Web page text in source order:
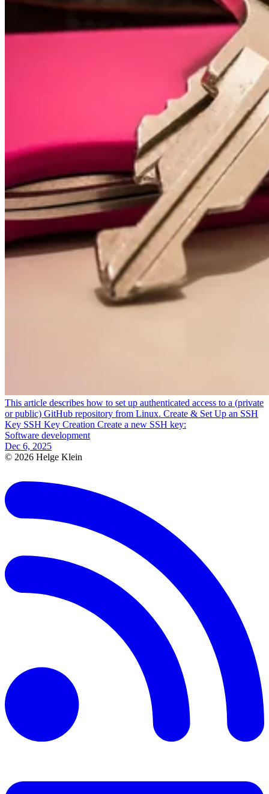
This article describes how to set up authenticated access to a (private
or public) GitHub repository from Linux. Create & Set Up an SSH
Key SSH Key Creation Create a new SSH key:
Software development
Dec 6, 2025
© 2026 Helge Klein